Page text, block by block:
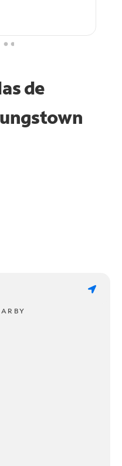
de